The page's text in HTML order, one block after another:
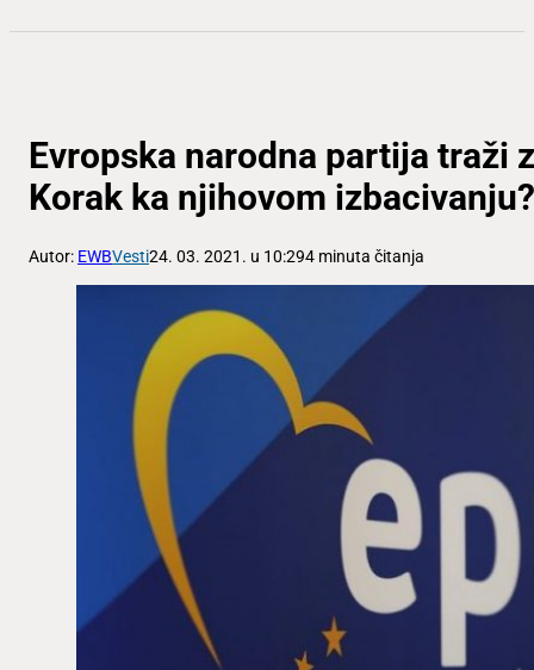
Evropska narodna partija traži
Korak ka njihovom
Autor: EWBVesti24. 03. 2021. u 10:294 minuta čitanja